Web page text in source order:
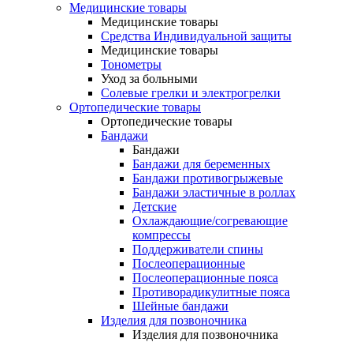
Медицинские товары
Медицинские товары
Средства Индивидуальной защиты
Медицинские товары
Тонометры
Уход за больными
Солевые грелки и электрогрелки
Ортопедические товары
Ортопедические товары
Бандажи
Бандажи
Бандажи для беременных
Бандажи противогрыжевые
Бандажи эластичные в роллах
Детские
Охлаждающие/согревающие
компрессы
Поддерживатели спины
Послеоперационные
Послеоперационные пояса
Противорадикулитные пояса
Шейные бандажи
Изделия для позвоночника
Изделия для позвоночника